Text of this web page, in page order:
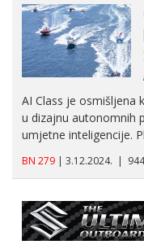
AI Class je osmišljena
u dizajnu autonomnih
umjetne inteligencije.
BN 279 | 3.12.2024. |